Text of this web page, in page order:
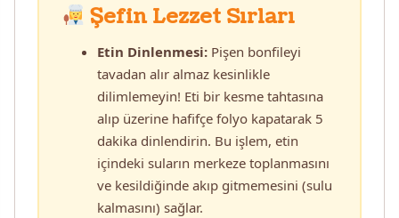
Şefin Lezzet Sırları
Etin Dinlenmesi: Pişen bonfileyi
tavadan alır almaz kesinlikle
dilimlemeyin! Eti bir kesme tahtasına
alıp üzerine hafifçe folyo kapatarak 5
dakika dinlendirin. Bu işlem, etin
içindeki suların merkeze toplanmasını
ve kesildiğinde akıp gitmemesini (sulu
kalmasını) sağlar.